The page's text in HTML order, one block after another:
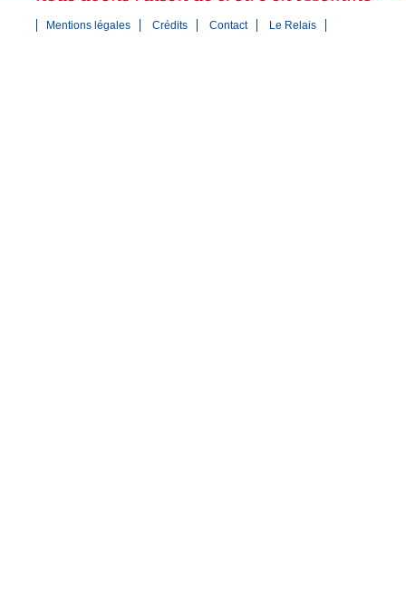
Mentions légales Crédits Contact Le Relais